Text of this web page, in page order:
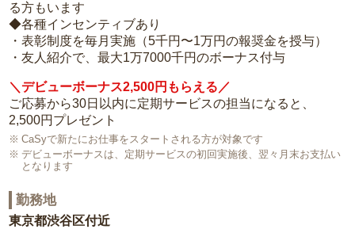
る方もいます
◆各種インセンティブあり
・表彰制度を毎月実施（5千円〜1万円の報奨金を授与）
・友人紹介で、最大1万7000千円のボーナス付与
＼デビューボーナス2,500円もらえる／
ご応募から30日以内に定期サービスの担当になると、
2,500円プレゼント
CaSyで新たにお仕事をスタートされる方が対象です
デビューボーナスは、定期サービスの初回実施後、翌々月末お支払い
となります
勤務地
東京都渋谷区付近